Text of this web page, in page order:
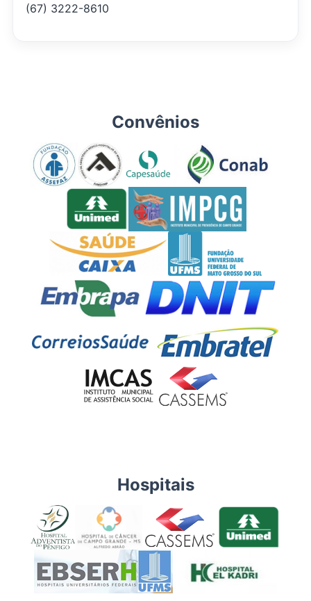
(67) 3222-8610
Convênios
Hospitais